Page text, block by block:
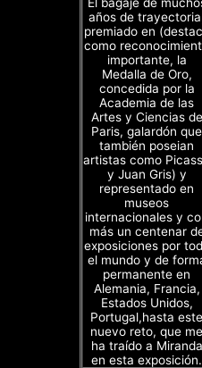
años de
premiado en
como
importante, la
Medalla de Oro,
concedida por la
Academia de las
Artes y Ciencias de
Paris, galardón que
también poseian
artistas como
y Juan Gris) y
representado en
museos
internacionales y
más un centenar
exposiciones por
el mundo y de
permanente en
Alemania, Francia,
Estados Unidos,
Portugal,hasta este
nuevo reto, que me
ha traído a Miranda
en esta exposición.